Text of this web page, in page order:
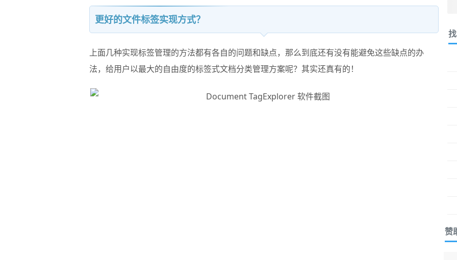
更好的文件标签实现方式？
上面几种实现标签管理的方法都有各自的问题和缺点，那么到底还有没有能避免这些缺点的办
法，给用户以最大的自由度的标签式文档分类管理方案呢？其实还真有的！
赞